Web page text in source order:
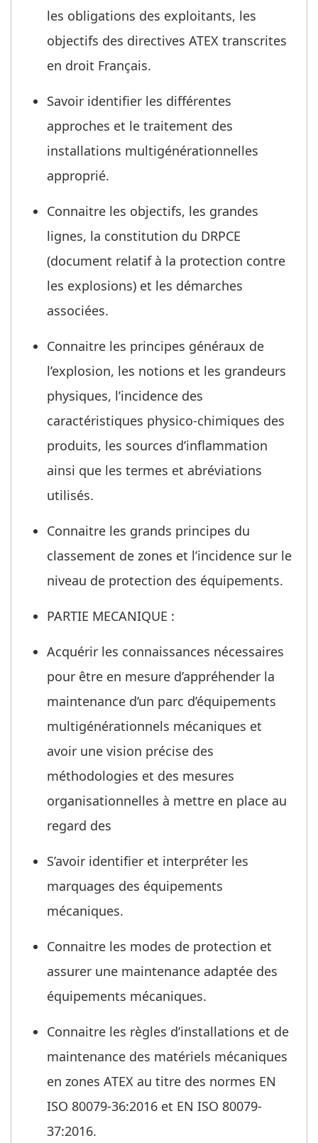
les obligations des exploitants, les
objectifs des directives ATEX transcrites
en droit Français.
Savoir identifier les différentes
approches et le traitement des
installations multigénérationnelles
approprié.
Connaitre les objectifs, les grandes
lignes, la constitution du DRPCE
(document relatif à la protection contre
les explosions) et les démarches
associées.
Connaitre les principes généraux de
l’explosion, les notions et les grandeurs
physiques, l’incidence des
caractéristiques physico-chimiques des
produits, les sources d’inflammation
ainsi que les termes et abréviations
utilisés.
Connaitre les grands principes du
classement de zones et l’incidence sur le
niveau de protection des équipements.
PARTIE MECANIQUE :
Acquérir les connaissances nécessaires
pour être en mesure d’appréhender la
maintenance d’un parc d’équipements
multigénérationnels mécaniques et
avoir une vision précise des
méthodologies et des mesures
organisationnelles à mettre en place au
regard des
S’avoir identifier et interpréter les
marquages des équipements
mécaniques.
Connaitre les modes de protection et
assurer une maintenance adaptée des
équipements mécaniques.
Connaitre les règles d’installations et de
maintenance des matériels mécaniques
en zones ATEX au titre des normes EN
ISO 80079-36:2016 et EN ISO 80079-
37:2016.